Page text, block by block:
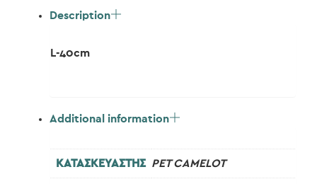
Description
L-40cm
Additional information
ΚΑΤΑΣΚΕΥΑΣΤΗΣ PET CAMELOT